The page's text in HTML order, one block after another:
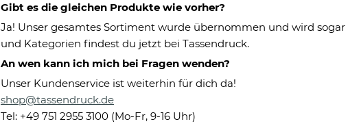
Gibt es die gleichen Produkte wie vorher?
Ja! Unser gesamtes Sortiment wurde übernommen und wird
und Kategorien findest du jetzt bei Tassendruck.
An wen kann ich mich bei Fragen wenden?
Unser Kundenservice ist weiterhin für dich da!
shop@tassendruck.de
Tel: +49 751 2955 3100 (Mo-Fr, 9-16 Uhr)